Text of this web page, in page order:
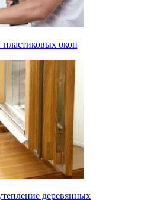
пластиковых окон
деревянных